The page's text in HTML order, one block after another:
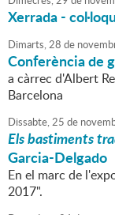
Xerrada -
Dimarts,28 de
Conferència de
a càrrec d'Albert
Barcelona
Dissabte,25 de
Els bastiments
Garcia-Delgado
En el marc de
2017".